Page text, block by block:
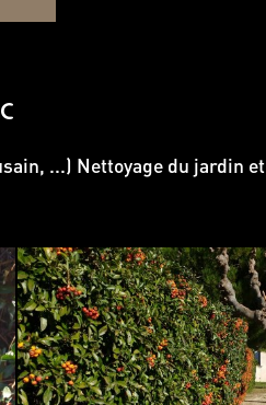
...) Nettoyage du jardin et